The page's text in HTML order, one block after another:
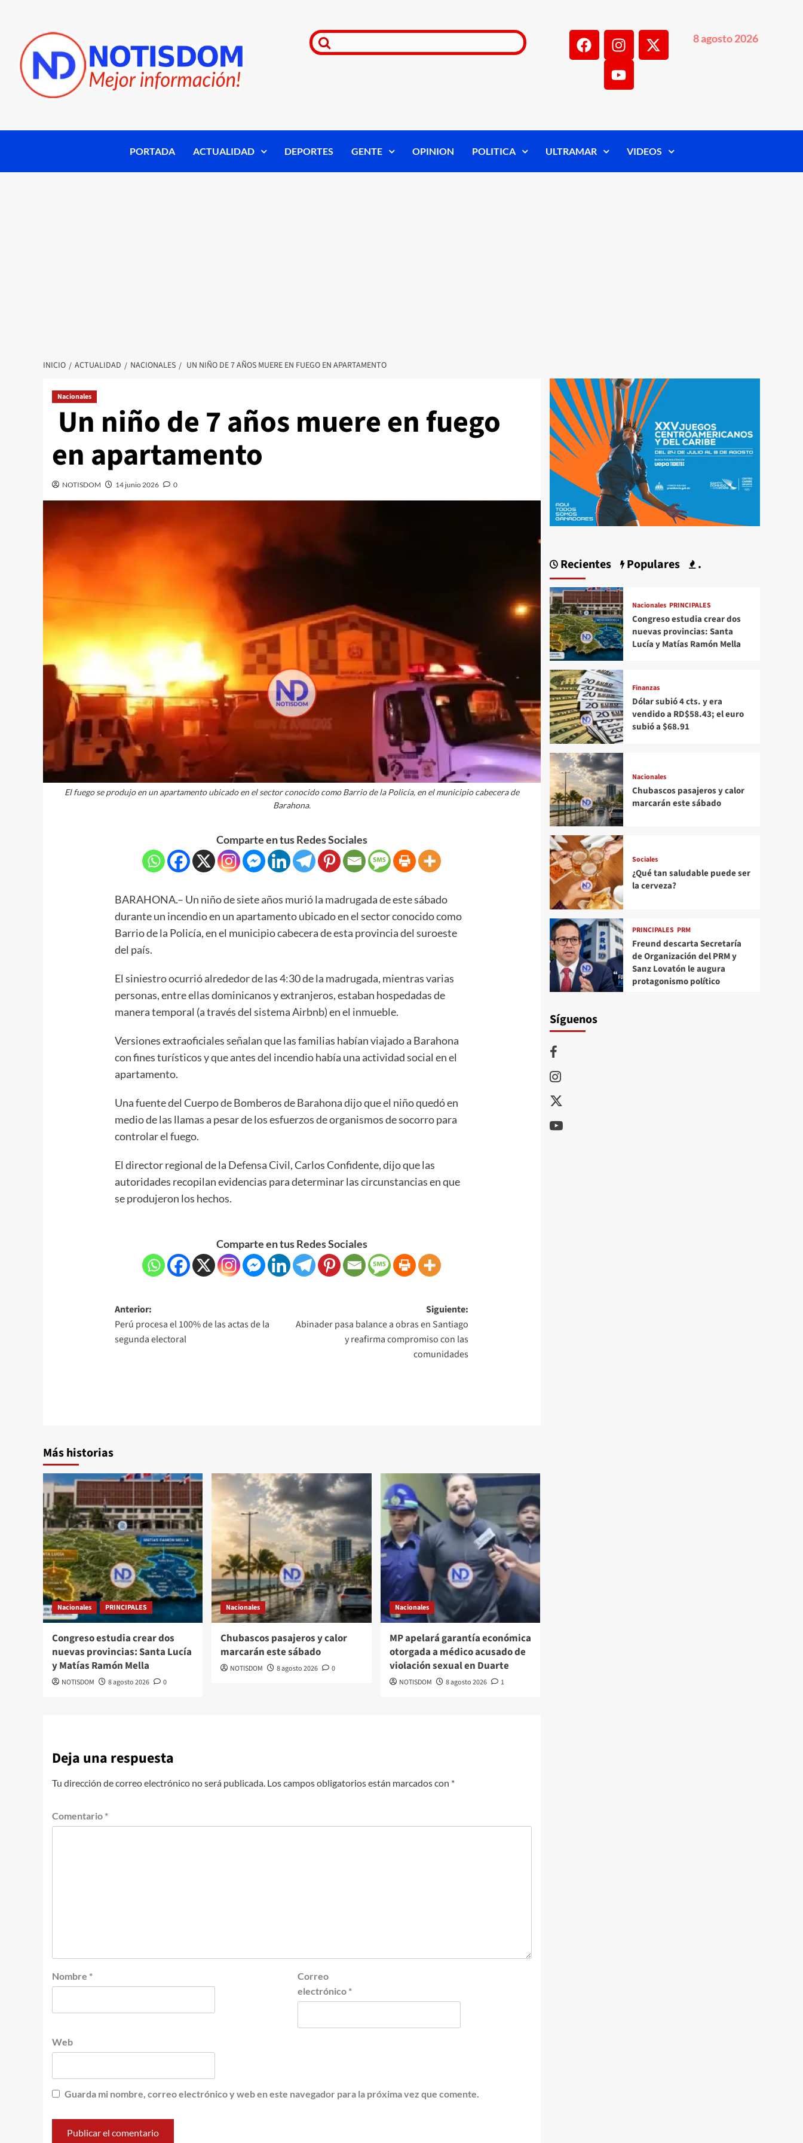
8 agosto 2026
PORTADA ACTUALIDAD DEPORTES GENTE OPINION POLITICA ULTRAMAR VIDEOS
INICIO ACTUALIDAD NACIONALES UN NIÑO DE 7 AÑOS MUERE EN FUEGO EN APARTAMENTO
Nacionales
Un niño de 7 años muere en fuego
en apartamento
NOTISDOM 14 junio 2026 0
El fuego se produjo en un apartamento ubicado en el sector conocido como Barrio de la Policía, en el municipio cabecera de
Barahona.
Comparte en tus Redes Sociales
BARAHONA.– Un niño de siete años murió la madrugada de este sábado
durante un incendio en un apartamento ubicado en el sector conocido como
Barrio de la Policía, en el municipio cabecera de esta provincia del suroeste
del país.
El siniestro ocurrió alrededor de las 4:30 de la madrugada, mientras varias
personas, entre ellas dominicanos y extranjeros, estaban hospedadas de
manera temporal (a través del sistema Airbnb) en el inmueble.
Versiones extraoficiales señalan que las familias habían viajado a Barahona
con fines turísticos y que antes del incendio había una actividad social en el
apartamento.
Una fuente del Cuerpo de Bomberos de Barahona dijo que el niño quedó en
medio de las llamas a pesar de los esfuerzos de organismos de socorro para
controlar el fuego.
El director regional de la Defensa Civil, Carlos Confidente, dijo que las
autoridades recopilan evidencias para determinar las circunstancias en que
se produjeron los hechos.
Comparte en tus Redes Sociales
Anterior:
Perú procesa el 100% de las actas de la
segunda electoral
Siguiente:
Abinader pasa balance a obras en Santiago
y reafirma compromiso con las
comunidades
Más historias
Nacionales PRINCIPALES
Congreso estudia crear dos
nuevas provincias: Santa Lucía
y Matías Ramón Mella
NOTISDOM 8 agosto 2026 0
Nacionales
Chubascos pasajeros y calor
marcarán este sábado
NOTISDOM 8 agosto 2026 0
Nacionales
MP apelará garantía económica
otorgada a médico acusado de
violación sexual en Duarte
NOTISDOM 8 agosto 2026 1
Deja una respuesta
Tu dirección de correo electrónico no será publicada. Los campos obligatorios están marcados con *
Comentario *
Nombre *
Correo
electrónico *
Web
Guarda mi nombre, correo electrónico y web en este navegador para la próxima vez que comente.
Recientes Populares .
Nacionales PRINCIPALES
Congreso estudia crear dos
nuevas provincias: Santa
Lucía y Matías Ramón Mella
Finanzas
Dólar subió 4 cts. y era
vendido a RD$58.43; el euro
subió a $68.91
Nacionales
Chubascos pasajeros y calor
marcarán este sábado
Sociales
¿Qué tan saludable puede ser
la cerveza?
PRINCIPALES PRM
Freund descarta Secretaría
de Organización del PRM y
Sanz Lovatón le augura
protagonismo político
Síguenos